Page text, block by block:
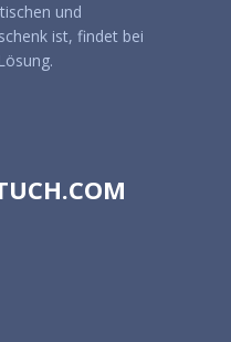
und
ist, findet bei